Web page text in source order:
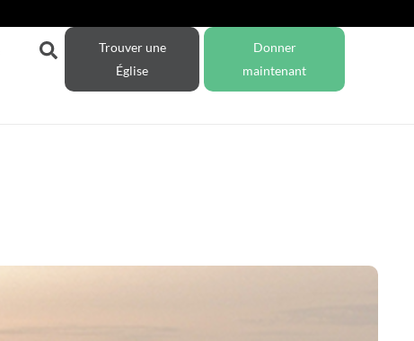
Trouver une
Église
Donner
maintenant